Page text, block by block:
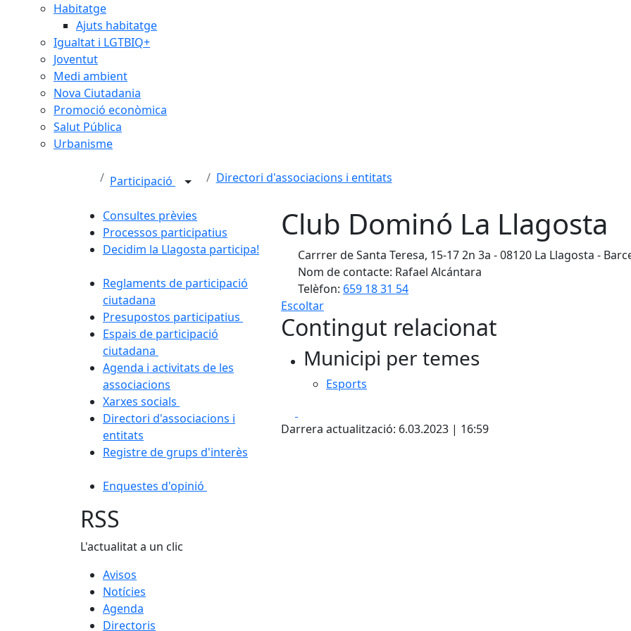
Habitatge
Ajuts habitatge
Igualtat i LGTBIQ+
Joventut
Medi ambient
Nova Ciutadania
Promoció econòmica
Salut Pública
Urbanisme
Participació Directori d'associacions i entitats
Consultes prèvies
Processos participatius
Decidim la Llagosta participa!
Reglaments de participació
ciutadana
Presupostos participatius
Espais de participació
ciutadana
Agenda i activitats de les
associacions
Xarxes socials
Directori d'associacions i
entitats
Registre de grups d'interès
Enquestes d'opinió
Club Dominó La Llagosta
Carrrer de Santa Teresa, 15-17 2n 3a - 08120 La Llagosta -
Nom de contacte: Rafael Alcántara
Telèfon: 659 18 31 54
Escoltar
Contingut relacionat
Municipi per temes
Esports
Darrera actualització: 6.03.2023 | 16:59
RSS
L'actualitat a un clic
Avisos
Notícies
Agenda
Directoris